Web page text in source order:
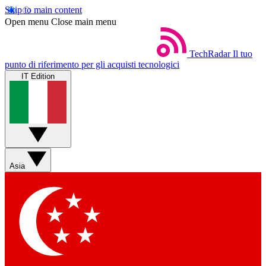
Skip to main content
Open menu Close main menu
TechRadar Il tuo
punto di riferimento per gli acquisti tecnologici
IT Edition
Asia